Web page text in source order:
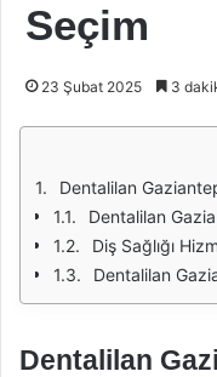
Seçim
23 Şubat 2025 3
Dentalilan
Dentalilan
Diş Sağlığı
Dentalilan
Dentalilan